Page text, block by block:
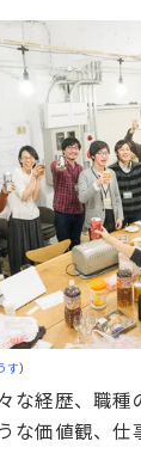
す）
な経歴、職種
な価値観、仕